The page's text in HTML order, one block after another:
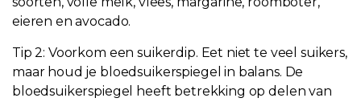
eieren en avocado.
Tip 2: Voorkom een suikerdip. Eet niet te veel suikers,
maar houd je bloedsuikerspiegel in balans. De
bloedsuikerspiegel heeft betrekking op delen van